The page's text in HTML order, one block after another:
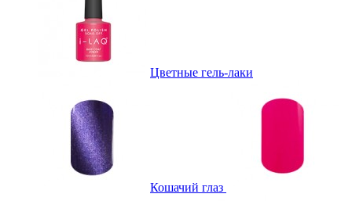
Цветные гель-лаки
Кошачий глаз